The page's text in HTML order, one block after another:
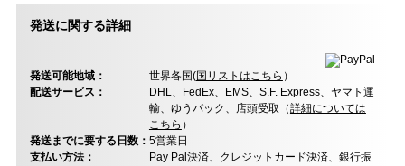
発送に関する詳細
発送可能地域： 世界各国(国リストはこちら ）
配送サービス：
DHL、FedEx、EMS、S.F. Express、ヤマト運
輸、ゆうパック、店頭受取（詳細については
こちら ）
発送までに要する日数： 5営業日
支払い方法：
Pay Pal決済、クレジットカード決済、銀行振